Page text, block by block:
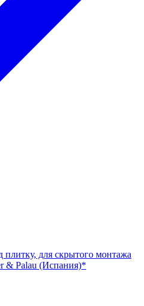
для скрытого монтажа
& Palau (Испания)*